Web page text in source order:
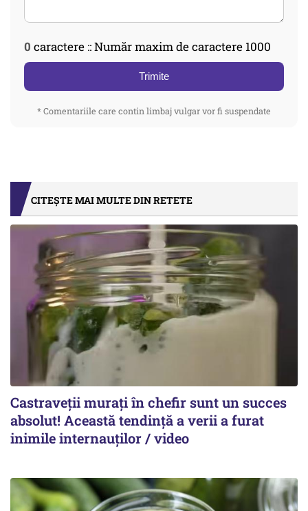
0 caractere :: Număr maxim de caractere 1000
Trimite
* Comentariile care contin limbaj vulgar vor fi suspendate
CITEȘTE MAI MULTE DIN RETETE
Castraveții murați în chefir sunt un succes
absolut! Această tendință a verii a furat
inimile internauților / video